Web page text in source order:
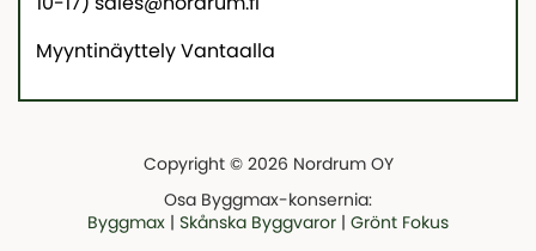
Myyntinäyttely Vantaalla
Copyright © 2026 Nordrum OY
Osa Byggmax-konsernia:
Byggmax | Skånska Byggvaror | Grönt Fokus